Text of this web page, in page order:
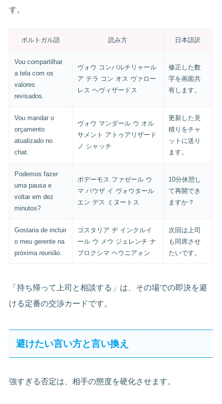
す。
ポルトガル語 読み方 日本語訳
Vou compartilhar
a tela com os
valores
revisados.
ヴォウ コンパルチリャール
ア テラ コン オス ヴァロー
レス ヘヴィザードス
修正した数
字を画面共
有します。
Vou mandar o
orçamento
atualizado no
chat.
ヴォウ マンダール ウ オル
サメント アトゥアリザード
ノ シャッチ
更新した見
積りをチャ
ットに送り
ます。
Podemos fazer
uma pausa e
voltar em dez
minutos?
ポデーモス ファゼール ウ
マ パウザ イ ヴォウタール
エン デス ミヌートス
10分休憩し
て再開でき
ますか？
Gostaria de incluir
o meu gerente na
próxima reunião.
ゴスタリア ヂ インクルイ
ール ウ メウ ジェレンチ ナ
プロクシマ ヘウニアォン
次回は上司
も同席させ
たいです。
「持ち帰って上司と相談する」は、その場での即決を避
ける定番の交渉カードです。
避けたい言い方と言い換え
強すぎる否定は、相手の態度を硬化させます。